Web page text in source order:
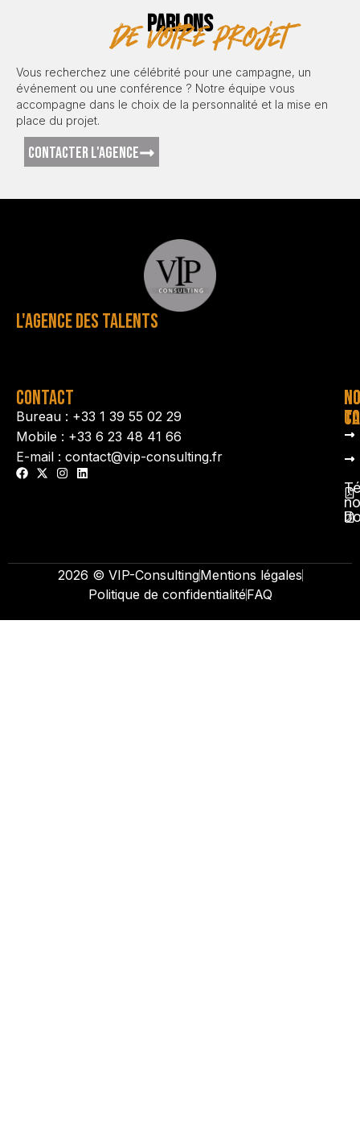
PARLONS
de votre projet
Vous recherchez une célébrité pour une campagne, un
événement ou une conférence ? Notre équipe vous
accompagne dans le choix de la personnalité et la mise en
place du projet.
CONTACTER L'AGENCE
L'AGENCE DES TALENTS
CONTACT
Bureau : +33 1 39 55 02 29
Mobile : +33 6 23 48 41 66
E-mail : contact@vip-consulting.fr
2026 © VIP-ConsultingMentions légales
Politique de confidentialitéFAQ